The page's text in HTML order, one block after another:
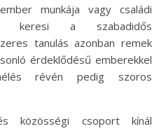
munkája vagy családi
keresi a szabadidős
tanulás azonban remek
érdeklődésű emberekkel
révén pedig szoros
közösségi csoport kínál